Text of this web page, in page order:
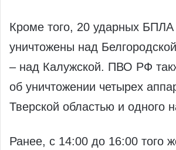
Кроме того, 20 ударных
уничтожены над
– над Калужской. ПВО РФ
об уничтожении четырех
Тверской областью и одного
Ранее, с 14:00 до 16:00 того